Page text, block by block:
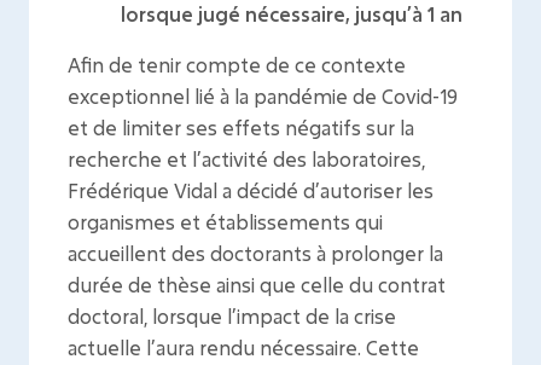
lorsque jugé nécessaire, jusqu’à 1 an
Afin de tenir compte de ce contexte
exceptionnel lié à la pandémie de Covid-19
et de limiter ses effets négatifs sur la
recherche et l’activité des laboratoires,
Frédérique Vidal a décidé d’autoriser les
organismes et établissements qui
accueillent des doctorants à prolonger la
durée de thèse ainsi que celle du contrat
doctoral, lorsque l’impact de la crise
actuelle l’aura rendu nécessaire. Cette